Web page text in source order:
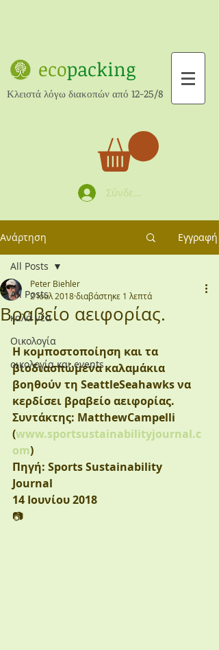
ecopacking
Κλειστά λόγω διακοπών από 12-25/8
Σύνδεση
Ανάρτηση Εγγραφή
All Posts
καλά νέα
Οικολογία
οικολογία και events
All Posts
Βραβείο αειφορίας.
Peter Biehler
2 Ιουλ 2018διαβάστηκε 1 λεπτά
Η κομποστοποίηση και τα
βιοδιασπώμενα καλαμάκια
βοηθούν τη SeattleSeahawks να
κερδίσει βραβείο αειφορίας.
Συντάκτης: MatthewCampelli
(www.sportsustainabilityjournal.c
om)
Πηγή: Sports Sustainability
Journal
14 Ιουνίου 2018
📷